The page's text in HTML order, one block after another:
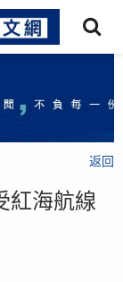
返回
紅海航線